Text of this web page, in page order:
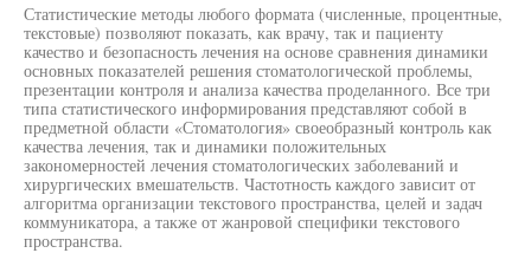
Статистические методы любого формата (численные, процентные,
текстовые) позволяют показать, как врачу, так и пациенту
качество и безопасность лечения на основе сравнения динамики
основных показателей решения стоматологической проблемы,
презентации контроля и анализа качества проделанного. Все три
типа статистического информирования представляют собой в
предметной области «Стоматология» своеобразный контроль как
качества лечения, так и динамики положительных
закономерностей лечения стоматологических заболеваний и
хирургических вмешательств. Частотность каждого зависит от
алгоритма организации текстового пространства, целей и задач
коммуникатора, а также от жанровой специфики текстового
пространства.